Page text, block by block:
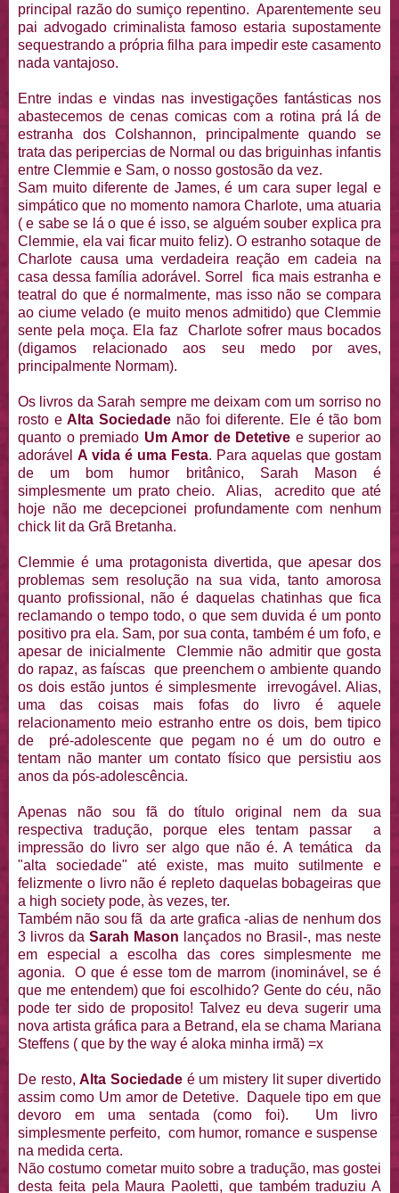
principal razão do sumiço repentino. Aparentemente seu
pai advogado criminalista famoso estaria supostamente
sequestrando a própria filha para impedir este casamento
nada vantajoso.
Entre indas e vindas nas investigações fantásticas nos
abastecemos de cenas comicas com a rotina prá lá de
estranha dos Colshannon, principalmente quando se
trata das peripercias de Normal ou das briguinhas infantis
entre Clemmie e Sam, o nosso gostosão da vez.
Sam muito diferente de James, é um cara super legal e
simpático que no momento namora Charlote, uma atuaria
( e sabe se lá o que é isso, se alguém souber explica pra
Clemmie, ela vai ficar muito feliz). O estranho sotaque de
Charlote causa uma verdadeira reação em cadeia na
casa dessa família adorável. Sorrel fica mais estranha e
teatral do que é normalmente, mas isso não se compara
ao ciume velado (e muito menos admitido) que Clemmie
sente pela moça. Ela faz Charlote sofrer maus bocados
(digamos relacionado aos seu medo por aves,
principalmente Normam).
Os livros da Sarah sempre me deixam com um sorriso no
rosto eAlta Sociedade não foi diferente. Ele é tão bom
quanto o premiado Um Amor de Detetive e superior ao
adorável A vida é uma Festa. Para aquelas que gostam
de um bom humor britânico, Sarah Mason é
simplesmente um prato cheio. Alias, acredito que até
hoje não me decepcionei profundamente com nenhum
chick lit da Grã Bretanha.
Clemmie é uma protagonista divertida, que apesar dos
problemas sem resolução na sua vida, tanto amorosa
quanto profissional, não é daquelas chatinhas que fica
reclamando o tempo todo, o que sem duvida é um ponto
positivo pra ela. Sam, por sua conta, também é um fofo, e
apesar de inicialmente Clemmie não admitir que gosta
do rapaz, as faíscas que preenchem o ambiente quando
os dois estão juntos é simplesmente irrevogável. Alias,
uma das coisas mais fofas do livro é aquele
relacionamento meio estranho entre os dois, bem tipico
de pré-adolescente que pegam no é um do outro e
tentam não manter um contato físico que persistiu aos
anos da pós-adolescência.
Apenas não sou fã do título original nem da sua
respectiva tradução, porque eles tentam passar a
impressão do livro ser algo que não é. A temática da
"alta sociedade" até existe, mas muito sutilmente e
felizmente o livro não é repleto daquelas bobageiras que
a high society pode, às vezes, ter.
Também não sou fã da arte grafica -alias de nenhum dos
3 livros da Sarah Mason lançados no Brasil-, mas neste
em especial a escolha das cores simplesmente me
agonia. O que é esse tom de marrom (inominável, se é
que me entendem) que foi escolhido? Gente do céu, não
pode ter sido de proposito! Talvez eu deva sugerir uma
nova artista gráfica para a Betrand, ela se chama Mariana
Steffens ( que by the way é aloka minha irmã) =x
De resto,Alta Sociedade é um mistery lit super divertido
assim como Um amor de Detetive. Daquele tipo em que
devoro em uma sentada (como foi). Um livro
simplesmente perfeito, com humor, romance e suspense
na medida certa.
Não costumo cometar muito sobre a tradução, mas gostei
desta feita pela Maura Paoletti, que também traduziu A